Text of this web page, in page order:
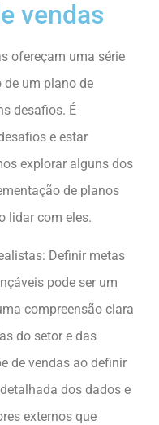
vendas
ofereçam uma série
de um plano de
desafios. É
e estar
explorar alguns dos
de planos
lidar com eles.
Definir metas
​​pode ser um
compreensão clara
do setor e das
de vendas ao definir
dos dados e
externos que